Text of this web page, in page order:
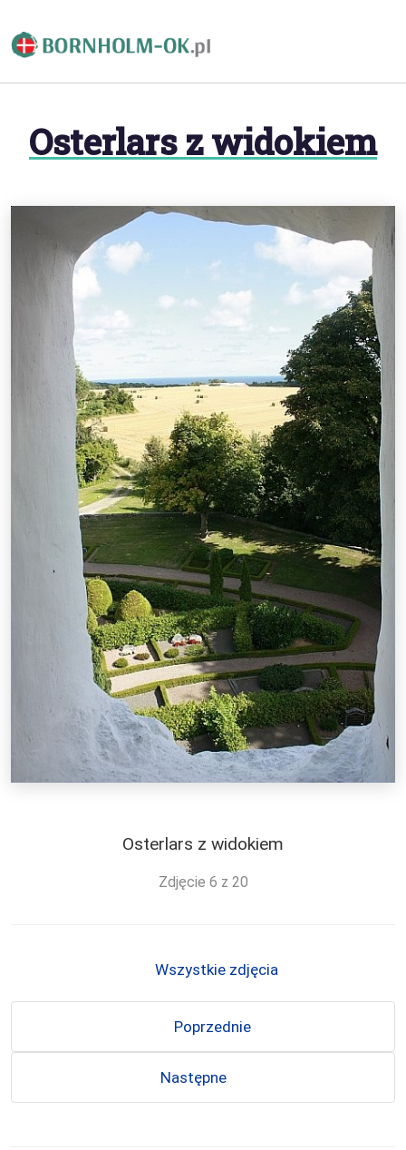
Osterlars z widokiem
Osterlars z widokiem
Zdjęcie 6 z 20
Poprzednie
Wszystkie zdjęcia
Następne